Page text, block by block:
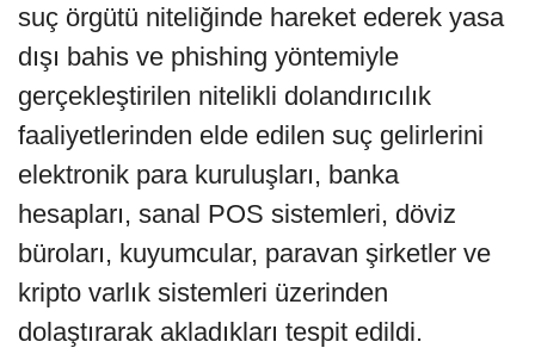
suç örgütü niteliğinde hareket ederek yasa
dışı bahis ve phishing yöntemiyle
gerçekleştirilen nitelikli dolandırıcılık
faaliyetlerinden elde edilen suç gelirlerini
elektronik para kuruluşları, banka
hesapları, sanal POS sistemleri, döviz
büroları, kuyumcular, paravan şirketler ve
kripto varlık sistemleri üzerinden
dolaştırarak akladıkları tespit edildi.